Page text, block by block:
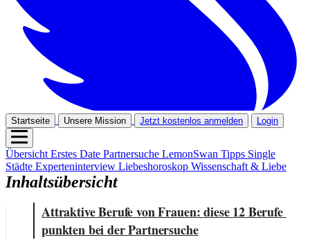
Startseite Unsere Mission Jetzt kostenlos anmelden Login
ÜbersichtErstes Date Partnersuche LemonSwan Tipps Single
Städte Experteninterview Liebeshoroskop Wissenschaft & Liebe
Inhaltsübersicht
Attraktive Berufe von Frauen: diese 12 Berufe
punkten bei der Partnersuche